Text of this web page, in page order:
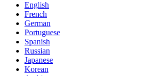
English
French
German
Portuguese
Spanish
Russian
Japanese
Korean